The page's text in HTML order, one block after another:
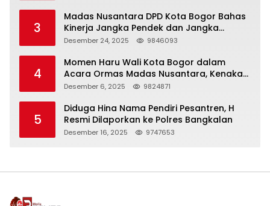
3
Madas Nusantara DPD Kota Bogor Bahas
Kinerja Jangka Pendek dan Jangka
Panjang
Desember 24, 2025 9846093
4
Momen Haru Wali Kota Bogor dalam
Acara Ormas Madas Nusantara, Kenakan
Peci Hitam Tinggi sebagai Simbol
Desember 6, 2025 9824871
5
Diduga Hina Nama Pendiri Pesantren, H
Resmi Dilaporkan ke Polres Bangkalan
Desember 16, 2025 9747653